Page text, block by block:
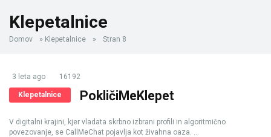
Klepetalnice
Domov » Klepetalnice » Stran 8
3 leta ago 16192
Klepetalnice PokličiMeKlepet
V digitalni krajini, kjer vladata skrbno izbrani profili in algoritmično
povezovanje, se CallMeChat pojavlja kot živahna oaza. ...